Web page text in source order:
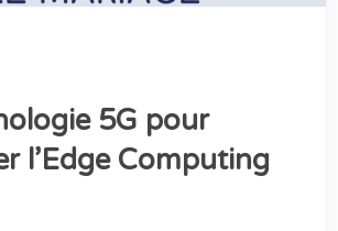
5G pour
l’Edge Computing